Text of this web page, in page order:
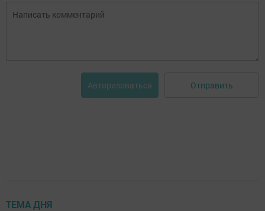
Авторизоваться Отправить
ТЕМА ДНЯ